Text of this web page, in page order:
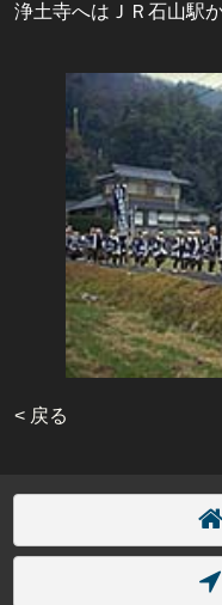
浄土寺へはＪＲ石山駅
< 戻る